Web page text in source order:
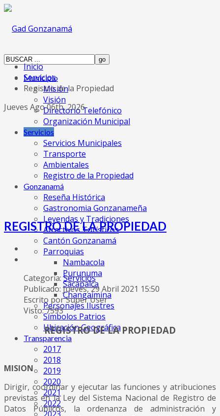
Municipio
Misión
Visión
Directorio Telefónico
Organización Municipal
Servicios
Servicios Municipales
Transporte
Ambientales
Registro de la Propiedad
Gonzanamá
Reseña Histórica
Gastronomia Gonzanameña
Leyendas y Tradiciones
Atractivos Turísticos
Cantón Gonzanamá
Parroquias
Nambacola
Purunuma
Sacapalca
Changaimina
Personajes Ilustres
Símbolos Patrios
Ubicación Geográfica
Transparencia
2017
2018
2019
2020
2021
2022
Inicio
Servicios
Registro de la Propiedad
Jueves Ago 06th, 2026
REGISTRO DE LA PROPIEDAD
Categoría:Servicios
Publicado: Jueves, 29 Abril 2021 15:50
Escrito por Super User
Visto: 7593
REGISTRO DE LA PROPIEDAD
MISION
Dirigir, coordinar y ejecutar las funciones y atribuciones
previstas en la Ley del Sistema Nacional de Registro de
Datos Públicos, la ordenanza de administración y